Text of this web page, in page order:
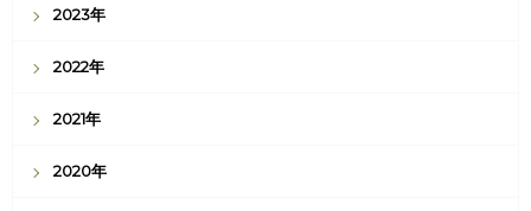
2023年
2022年
2021年
2020年